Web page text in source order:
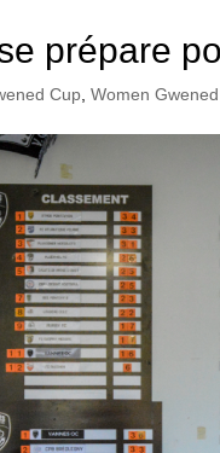
prépare
Cup,Women